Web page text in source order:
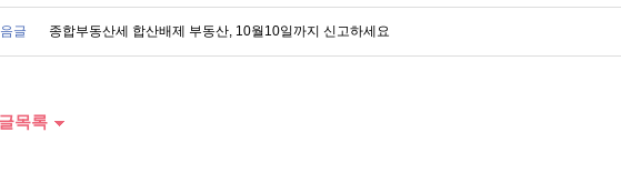
글 종합부동산세 합산배제 부동산, 10월10일까지 신고하세요
목록